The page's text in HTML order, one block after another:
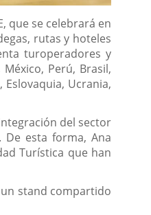
que se celebrará en
rutas y hoteles
turoperadores y
Perú, Brasil,
Eslovaquia, Ucrania,
del sector
esta forma, Ana
Turística que han
stand compartido